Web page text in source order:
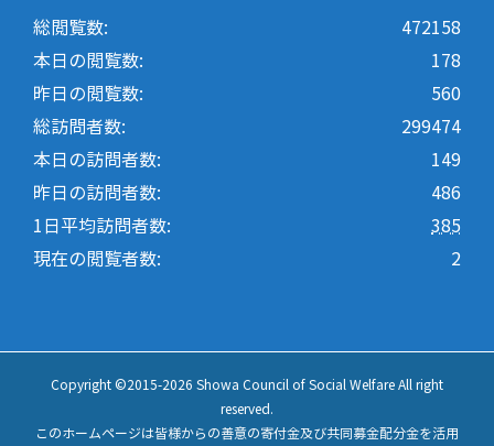
472158
総閲覧数:
178
本日の閲覧数:
560
昨日の閲覧数:
299474
総訪問者数:
149
本日の訪問者数:
486
昨日の訪問者数:
385
1日平均訪問者数:
2
現在の閲覧者数:
Copyright ©2015-2026 Showa Council of Social Welfare All right
reserved.
このホームページは皆様からの善意の寄付金及び共同募金配分金を活用